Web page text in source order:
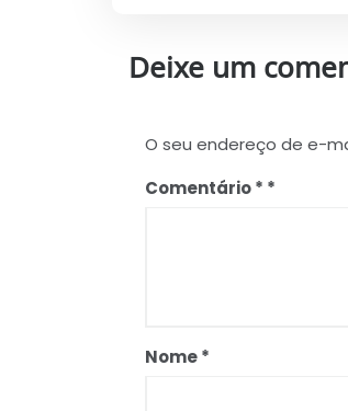
Deixe um
O seu endereço de e-
Comentário*
Nome*